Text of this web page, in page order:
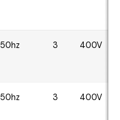
50hz 3 400V
50hz 3 400V